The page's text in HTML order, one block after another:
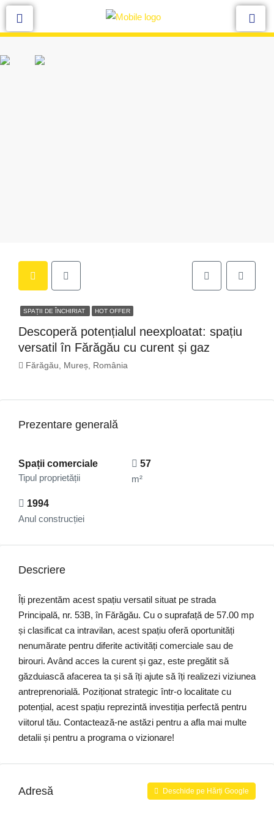
SPAȚII DE ÎNCHIRIAT HOT OFFER
Descoperă potențialul neexploatat: spațiu
versatil în Fărăgău cu curent și gaz
Fărăgău, Mureș, România
Prezentare generală
Spații comerciale
Tipul proprietății
57
m²
1994
Anul construcției
Descriere
Îți prezentăm acest spațiu versatil situat pe strada
Principală, nr. 53B, în Fărăgău. Cu o suprafață de 57.00 mp
și clasificat ca intravilan, acest spațiu oferă oportunități
nenumărate pentru diferite activități comerciale sau de
birouri. Având acces la curent și gaz, este pregătit să
găzduiască afacerea ta și să îți ajute să îți realizezi viziunea
antreprenorială. Poziționat strategic într-o localitate cu
potențial, acest spațiu reprezintă investiția perfectă pentru
viitorul tău. Contactează-ne astăzi pentru a afla mai multe
detalii și pentru a programa o vizionare!
Adresă Deschide pe Hărți Google